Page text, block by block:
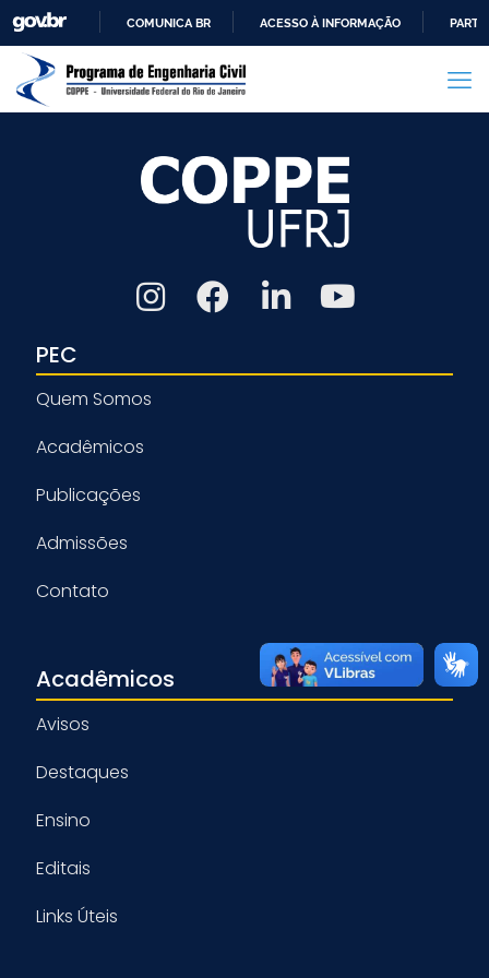
PARA
COMUNICA BR ACESSO À INFORMAÇÃO
PEC
Quem Somos
Acadêmicos
Publicações
Admissões
Contato
Acadêmicos
Avisos
Destaques
Ensino
Editais
Links Úteis